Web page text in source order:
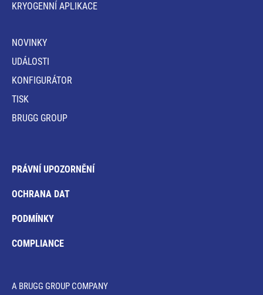
KRYOGENNÍ APLIKACE
NOVINKY
UDÁLOSTI
KONFIGURÁTOR
TISK
BRUGG GROUP
PRÁVNÍ UPOZORNĚNÍ
OCHRANA DAT
PODMÍNKY
COMPLIANCE
A BRUGG GROUP COMPANY